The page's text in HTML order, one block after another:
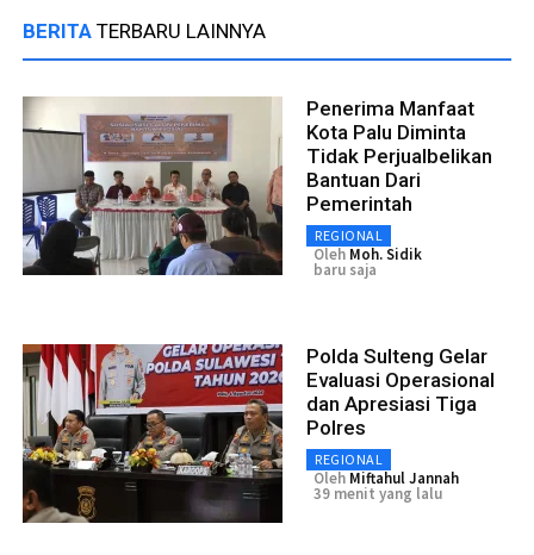
BERITA TERBARU LAINNYA
Penerima Manfaat
Kota Palu Diminta
Tidak Perjualbelikan
Bantuan Dari
Pemerintah
REGIONAL
Oleh Moh. Sidik
baru saja
Polda Sulteng Gelar
Evaluasi Operasional
dan Apresiasi Tiga
Polres
REGIONAL
Oleh Miftahul Jannah
39 menit yang lalu